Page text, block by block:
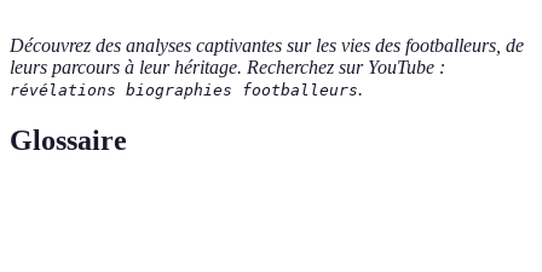
Découvrez des analyses captivantes sur les vies des footballeurs, de
leurs parcours à leur héritage. Recherchez sur YouTube :
révélations biographies footballeurs.
Glossaire